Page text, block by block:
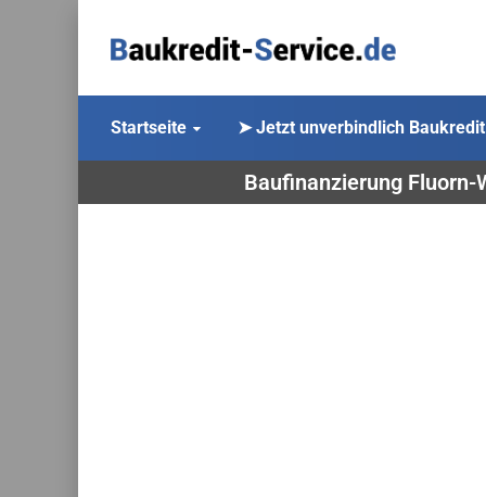
Startseite ➤ Jetzt unverbindlich
Baufinanzierung